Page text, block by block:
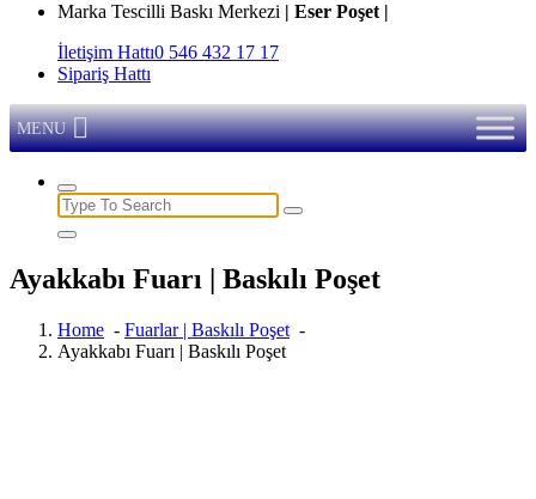
Marka Tescilli Baskı Merkezi | Eser Poşet |
İletişim Hattı0 546 432 17 17
Sipariş Hattı
MENU
Search
for:
Ayakkabı Fuarı | Baskılı Poşet
Home - Fuarlar | Baskılı Poşet -
Ayakkabı Fuarı | Baskılı Poşet